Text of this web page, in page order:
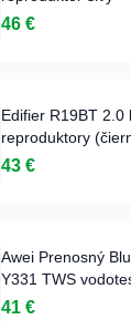
46 €
Edifier R19BT 2.0
reproduktory
43 €
Awei Prenosný
Y331 TWS
41 €